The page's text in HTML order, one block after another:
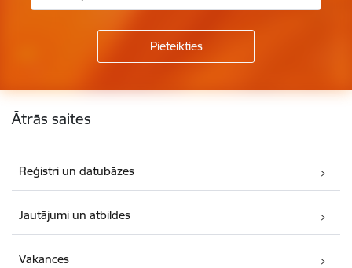
Kājene
Ātrās saites
Reģistri un datubāzes
Jautājumi un atbildes
Vakances